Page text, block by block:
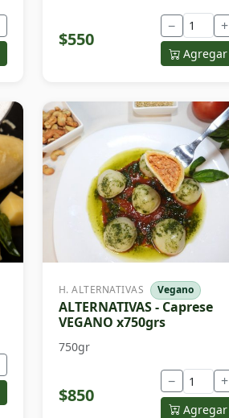
$550
− +
Agregar
H. ALTERNATIVAS Vegano
ALTERNATIVAS - Caprese
VEGANO x750grs
750gr
$850
− +
Agregar